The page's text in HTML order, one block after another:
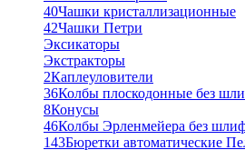
40Чашки кристаллизационные
42Чашки Петри
Эксикаторы
Экстракторы
2Каплеуловители
36Колбы плоскодонные без
8Конусы
46Колбы Эрленмейера без
143Бюретки автоматические